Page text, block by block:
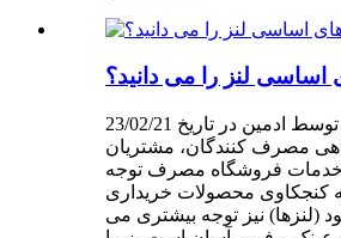
اساسی لنز را می دانید؟
توسط ادمین در تاریخ 23/02/21
مصرف کنندگان، مشتریان
خدمات فروشگاه مصرف توجه
کنجکاوی محصولات خریداری
(لنزها) نیز توجه بیشتری می